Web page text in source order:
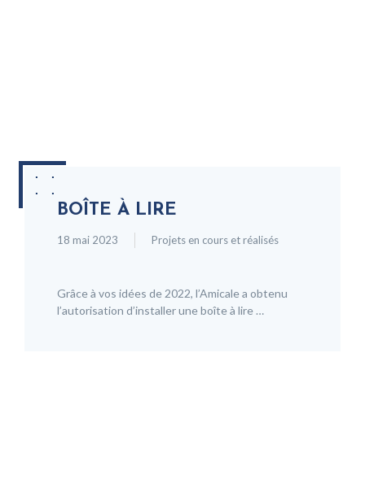
BOÎTE À LIRE
18 mai 2023 Projets en cours et réalisés
Grâce à vos idées de 2022, l’Amicale a obtenu
l’autorisation d’installer une boîte à lire …